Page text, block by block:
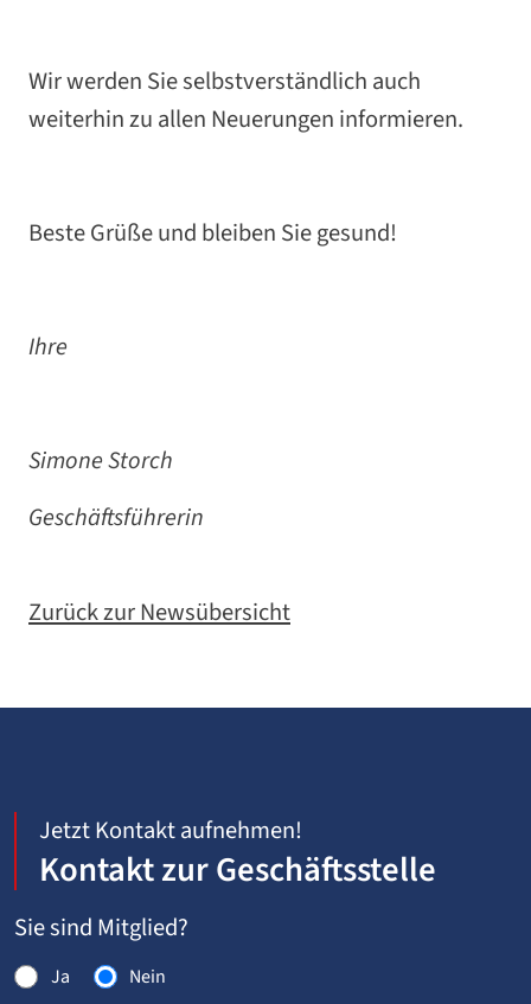
Wir werden Sie selbstverständlich auch
weiterhin zu allen Neuerungen informieren.
Beste Grüße und bleiben Sie gesund!
Ihre
Simone Storch
Geschäftsführerin
Zurück zur Newsübersicht
Jetzt Kontakt aufnehmen!
Kontakt zur Geschäftsstelle
Sie sind Mitglied?
Ja Nein